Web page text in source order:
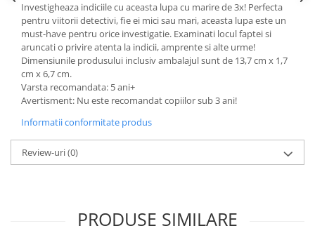
Investigheaza indiciile cu aceasta lupa cu marire de 3x! Perfecta
pentru viitorii detectivi, fie ei mici sau mari, aceasta lupa este un
must-have pentru orice investigatie. Examinati locul faptei si
aruncati o privire atenta la indicii, amprente si alte urme!
Dimensiunile produsului inclusiv ambalajul sunt de 13,7 cm x 1,7
cm x 6,7 cm.
Varsta recomandata: 5 ani+
Avertisment: Nu este recomandat copiilor sub 3 ani!
Informatii conformitate produs
Review-uri(0)
PRODUSE SIMILARE